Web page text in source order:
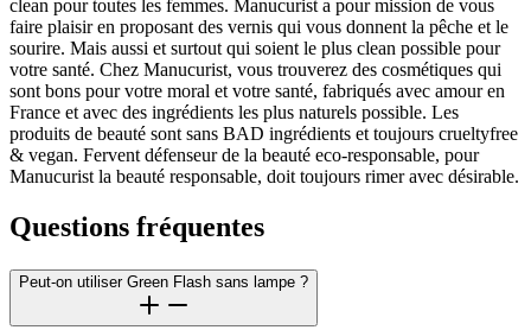
clean pour toutes les femmes. Manucurist a pour mission de vous
faire plaisir en proposant des vernis qui vous donnent la pêche et le
sourire. Mais aussi et surtout qui soient le plus clean possible pour
votre santé. Chez Manucurist, vous trouverez des cosmétiques qui
sont bons pour votre moral et votre santé, fabriqués avec amour en
France et avec des ingrédients les plus naturels possible. Les
produits de beauté sont sans BAD ingrédients et toujours crueltyfree
& vegan. Fervent défenseur de la beauté eco-responsable, pour
Manucurist la beauté responsable, doit toujours rimer avec désirable.
Questions fréquentes
Peut-on utiliser Green Flash sans lampe ?